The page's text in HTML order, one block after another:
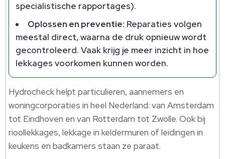
specialistische rapportages).
Oplossen en preventie: Reparaties volgen
meestal direct, waarna de druk opnieuw wordt
gecontroleerd. Vaak krijg je meer inzicht in hoe
lekkages voorkomen kunnen worden.
Hydrocheck helpt particulieren, aannemers en
woningcorporaties in heel Nederland: van Amsterdam
tot Eindhoven en van Rotterdam tot Zwolle. Ook bij
rioollekkages, lekkage in keldermuren of leidingen in
keukens en badkamers staan ze paraat.